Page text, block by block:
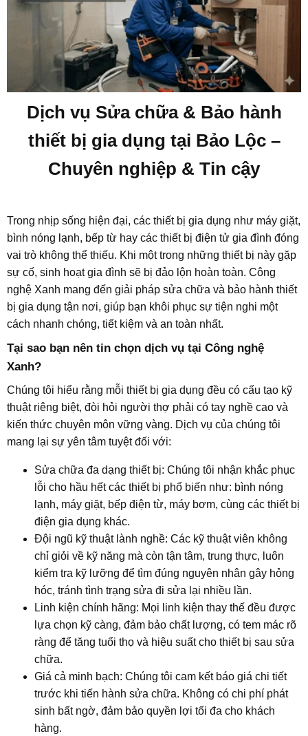
Dịch vụ Sửa chữa & Bảo hành
thiết bị gia dụng tại Bảo Lộc –
Chuyên nghiệp & Tin cậy
Trong nhịp sống hiện đại, các thiết bị gia dụng như máy giặt,
bình nóng lạnh, bếp từ hay các thiết bị điện tử gia đình đóng
vai trò không thể thiếu. Khi một trong những thiết bị này gặp
sự cố, sinh hoạt gia đình sẽ bị đảo lộn hoàn toàn. Công
nghệ Xanh mang đến giải pháp sửa chữa và bảo hành thiết
bị gia dụng tận nơi, giúp bạn khôi phục sự tiện nghi một
cách nhanh chóng, tiết kiệm và an toàn nhất.
Tại sao bạn nên tin chọn dịch vụ tại Công nghệ
Xanh?​
Chúng tôi hiểu rằng mỗi thiết bị gia dụng đều có cấu tạo kỹ
thuật riêng biệt, đòi hỏi người thợ phải có tay nghề cao và
kiến thức chuyên môn vững vàng. Dịch vụ của chúng tôi
mang lại sự yên tâm tuyệt đối với:
Sửa chữa đa dạng thiết bị: Chúng tôi nhận khắc phục
lỗi cho hầu hết các thiết bị phổ biến như: bình nóng
lạnh, máy giặt, bếp điện từ, máy bơm, cùng các thiết bị
điện gia dụng khác.
Đội ngũ kỹ thuật lành nghề: Các kỹ thuật viên không
chỉ giỏi về kỹ năng mà còn tận tâm, trung thực, luôn
kiểm tra kỹ lưỡng để tìm đúng nguyên nhân gây hỏng
hóc, tránh tình trạng sửa đi sửa lại nhiều lần.
Linh kiện chính hãng: Mọi linh kiện thay thế đều được
lựa chọn kỹ càng, đảm bảo chất lượng, có tem mác rõ
ràng để tăng tuổi thọ và hiệu suất cho thiết bị sau sửa
chữa.
Giá cả minh bạch: Chúng tôi cam kết báo giá chi tiết
trước khi tiến hành sửa chữa. Không có chi phí phát
sinh bất ngờ, đảm bảo quyền lợi tối đa cho khách
hàng.